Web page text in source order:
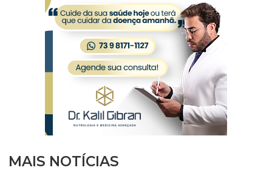
MAIS NOTÍCIAS